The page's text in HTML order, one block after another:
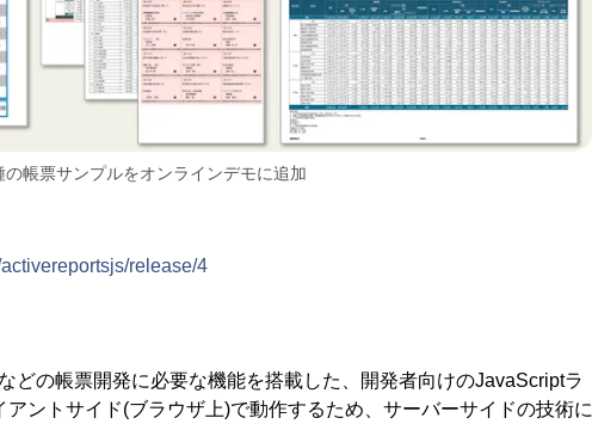
の帳票サンプルをオンラインデモに追加
release/4
どの帳票開発に必要な機能を搭載した、開発者向けのJavaScriptラ
ントサイド(ブラウザ上)で動作するため、サーバーサイドの技術に